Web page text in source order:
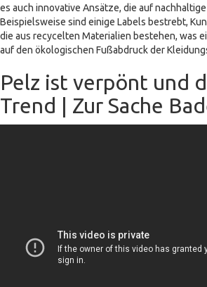
es auch innovative Ansätze, die auf
Beispielsweise sind einige Labels bestrebt,
die aus recycelten Materialien bestehen, was
auf den ökologischen Fußabdruck der
Pelz ist verpönt und
Trend | Zur Sache